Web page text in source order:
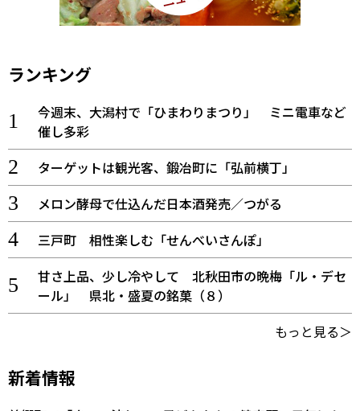
ランキング
今週末、大潟村で「ひまわりまつり」 ミニ電車など
催し多彩
ターゲットは観光客、鍛冶町に「弘前横丁」
メロン酵母で仕込んだ日本酒発売／つがる
三戸町 相性楽しむ「せんべいさんぽ」
甘さ上品、少し冷やして 北秋田市の晩梅「ル・デセ
ール」 県北・盛夏の銘菓（８）
もっと見る＞
新着情報